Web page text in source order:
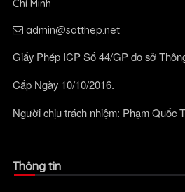
Chí Minh
admin@satthep.net
Giấy Phép ICP Số 44/GP do sở
Cấp Ngày 10/10/2016.
Người chịu trách nhiệm: Phạm Quốc
Thông tin